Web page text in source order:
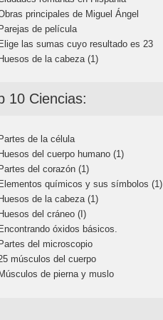
principales de Miguel Ángel
de película
las sumas cuyo resultado es 23
de la cabeza (1)
10 Ciencias:
de la célula
del cuerpo humano (1)
del corazón (1)
químicos y sus símbolos (1)
de la cabeza (1)
del cráneo (I)
óxidos básicos.
del microscopio
músculos del cuerpo
de pierna y muslo